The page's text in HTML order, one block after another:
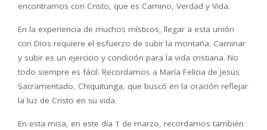
encontramos con Cristo, que es Camino, Verdad y Vida.
En la experiencia de muchos místicos, llegar a esta unión
con Dios requiere el esfuerzo de subir la montaña. Caminar
y subir es un ejercicio y condición para la vida cristiana. No
todo siempre es fácil. Recordamos a María Felicia de Jesús
Sacramentado, Chiquitunga, que buscó en la oración reflejar
la luz de Cristo en su vida.
En esta misa, en este día 1 de marzo, recordamos también